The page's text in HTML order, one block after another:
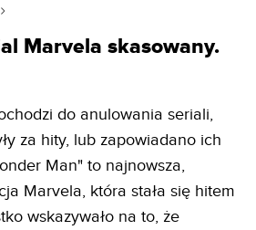
Marvela skasowany.
do anulowania seriali,
za hity, lub zapowiadano ich
Man" to najnowsza,
Marvela, która stała się hitem
wskazywało na to, że